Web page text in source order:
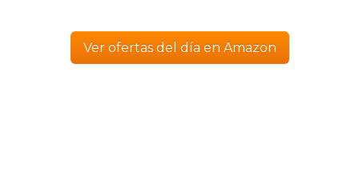
Ver ofertas del día en Amazon